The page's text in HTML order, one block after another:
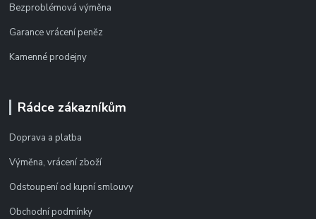
Bezproblémová výměna
Garance vrácení peněz
Kamenné prodejny
Rádce zákazníkům
Doprava a platba
Výměna, vrácení zboží
Odstoupení od kupní smlouvy
Obchodní podmínky